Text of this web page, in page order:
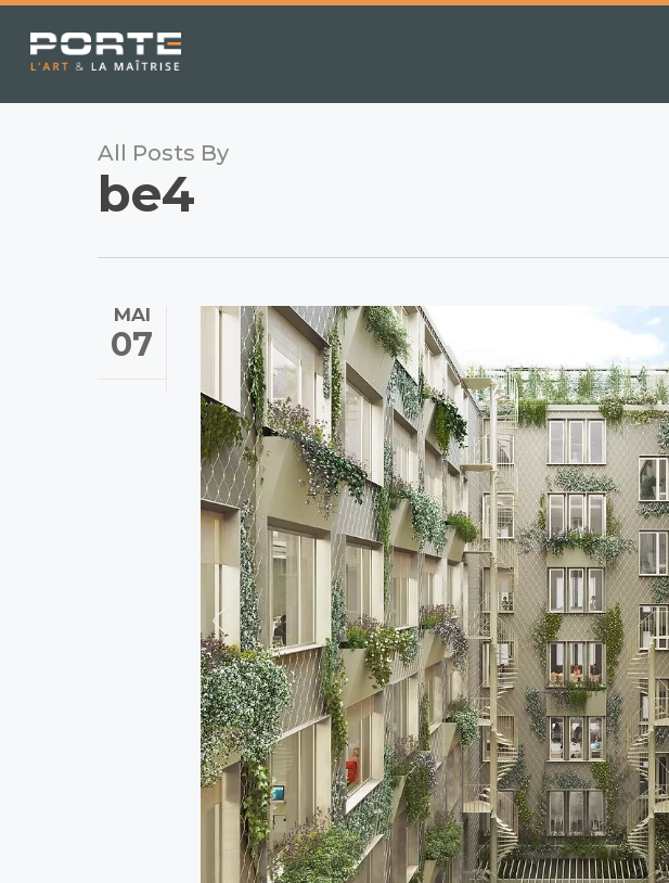
main
All Posts By
be4
MAI
07